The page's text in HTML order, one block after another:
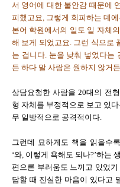
서 영어에 대한 불안감 때문에
피했고요, 그렇게 회피하는 데
본어 학원에서의 일도 일 자체
해 보게 되었고요. 그런 식으로
는 겁니다. 눈을 낮춰 넣었다는
든 하다 말 사람은 원하지 않거
상담요청한 사람을 20대의 전
형 자체를 부정적으로 보고 있
무 일방적으로 공격적이다.
그런데 묘하게도 책을 읽을수
‘와, 이렇게 욕해도 되나?’하는
편으론 부러움도 느끼고 있었
담할 때 진실한 마음이 있다고